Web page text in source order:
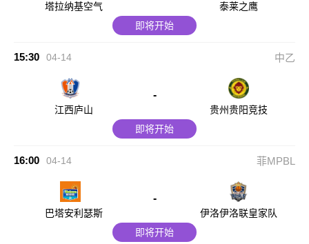
塔拉纳基空气
泰莱之鹰
即将开始
15:30 04-14 中乙
江西庐山
-
贵州贵阳竞技
即将开始
16:00 04-14 菲MPBL
巴塔安利瑟斯
-
伊洛伊洛联皇家队
即将开始